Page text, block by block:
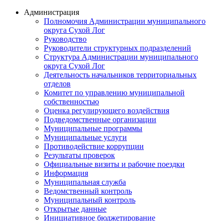
Администрация
Полномочия Администрации муниципального
округа Сухой Лог
Руководство
Руководители структурных подразделений
Структура Администрации муниципального
округа Сухой Лог
Деятельность начальников территориальных
отделов
Комитет по управлению муниципальной
собственностью
Оценка регулирующего воздействия
Подведомственные организации
Муниципальные программы
Муниципальные услуги
Противодействие коррупции
Результаты проверок
Официальные визиты и рабочие поездки
Информация
Муниципальная служба
Ведомственный контроль
Муниципальный контроль
Открытые данные
Инициативное бюджетирование